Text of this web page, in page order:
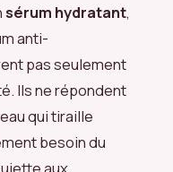
sérum hydratant,
anti-
pas seulement
Ils ne répondent
qui tiraille
besoin du
aux